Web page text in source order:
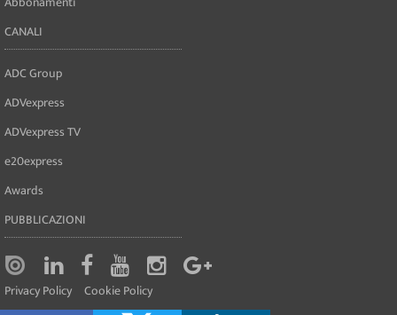
CANALI
ADC Group
ADVexpress
ADVexpress TV
e20express
Awards
PUBBLICAZIONI
Privacy Policy Cookie Policy